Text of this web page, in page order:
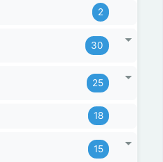
2
30
25
18
15